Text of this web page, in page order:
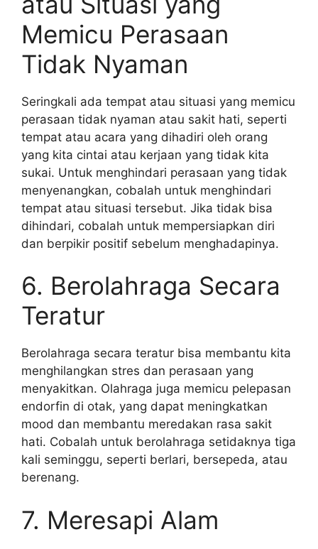
Memicu Perasaan
Tidak Nyaman
Seringkali ada tempat atau situasi yang memicu
perasaan tidak nyaman atau sakit hati, seperti
tempat atau acara yang dihadiri oleh orang
yang kita cintai atau kerjaan yang tidak kita
sukai. Untuk menghindari perasaan yang tidak
menyenangkan, cobalah untuk menghindari
tempat atau situasi tersebut. Jika tidak bisa
dihindari, cobalah untuk mempersiapkan diri
dan berpikir positif sebelum menghadapinya.
6. Berolahraga Secara
Teratur
Berolahraga secara teratur bisa membantu kita
menghilangkan stres dan perasaan yang
menyakitkan. Olahraga juga memicu pelepasan
endorfin di otak, yang dapat meningkatkan
mood dan membantu meredakan rasa sakit
hati. Cobalah untuk berolahraga setidaknya tiga
kali seminggu, seperti berlari, bersepeda, atau
berenang.
7. Meresapi Alam